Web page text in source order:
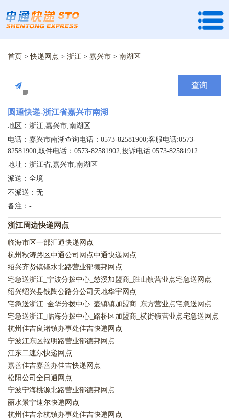
首页 >快递网点 > 浙江 > 嘉兴市 > 南湖区
查询
圆通快递-浙江省嘉兴市南湖
地区：浙江,嘉兴市,南湖区
电话：嘉兴市南湖查询电话：0573-82581900;客服电话:0573-
82581900;取件电话：0573-82581902;投诉电话:0573-82581912
地址：浙江省,嘉兴市,南湖区
派送：全境
不派送：无
备注：-
浙江周边快递网点
临海市区一部汇通快递网点
杭州秋涛路区中通公司网点中通快递网点
绍兴齐贤镇镜水北路营业部德邦网点
宅急送浙江_宁波分拨中心_慈溪加盟商_胜山镇营业点宅急送网点
绍兴绍兴县钱陶公路分公司天地华宇网点
宅急送浙江_金华分拨中心_壶镇镇加盟商_东方营业点宅急送网点
宅急送浙江_临海分拨中心_路桥区加盟商_横街镇营业点宅急送网点
杭州佳吉良渚镇办事处佳吉快递网点
宁波江东区福明路营业部德邦网点
江东二速尔快递网点
嘉善佳吉嘉善办佳吉快递网点
松阳公司全日通网点
宁波宁海桃源北路营业部德邦网点
丽水景宁速尔快递网点
杭州佳吉余杭镇办事处佳吉快递网点